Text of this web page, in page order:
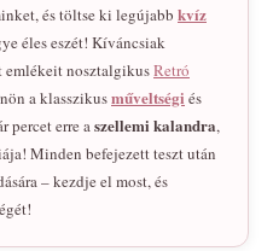
és töltse ki legújabb kvíz
éles eszét! Kíváncsiak
nosztalgikusRetró
a klasszikusműveltségi és
percet erre aszellemi kalandra,
Minden befejezett teszt után
– kezdje el most, és